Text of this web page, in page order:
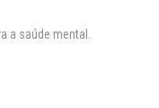
a saúde mental.